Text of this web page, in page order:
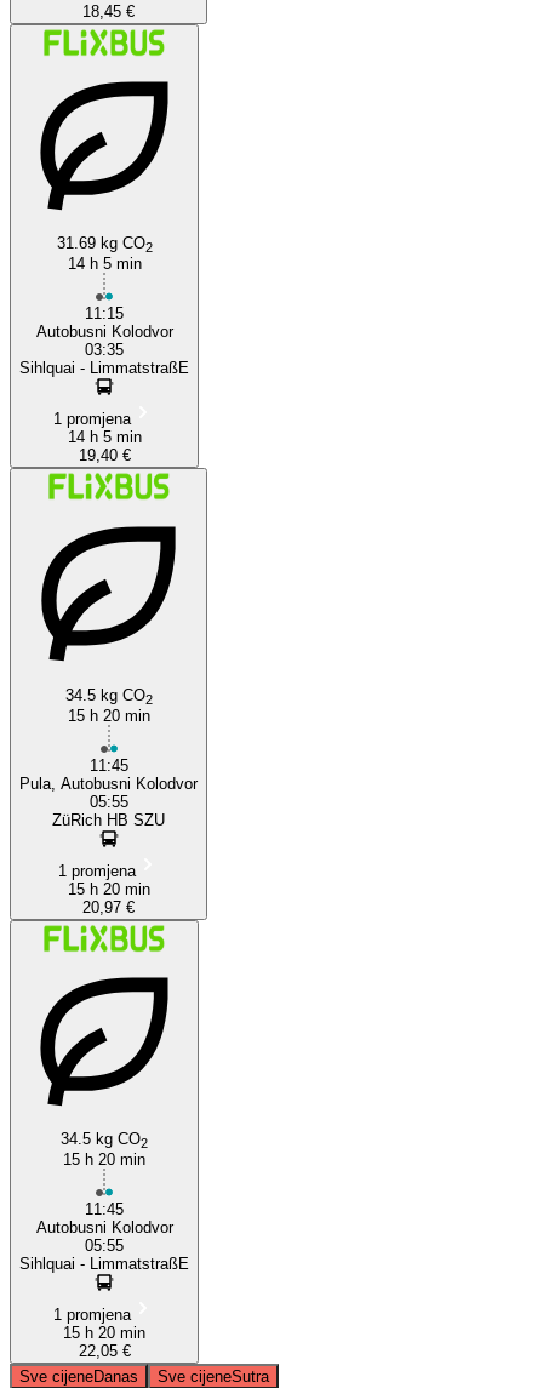
18,45 €
31.69 kg CO2
14 h 5 min
11:15
Autobusni Kolodvor
03:35
Sihlquai - LimmatstraßE
1 promjena
14 h 5 min
19,40 €
34.5 kg CO2
15 h 20 min
11:45
Pula, Autobusni Kolodvor
05:55
ZüRich HB SZU
1 promjena
15 h 20 min
20,97 €
34.5 kg CO2
15 h 20 min
11:45
Autobusni Kolodvor
05:55
Sihlquai - LimmatstraßE
1 promjena
15 h 20 min
22,05 €
Sve cijeneDanas Sve cijeneSutra